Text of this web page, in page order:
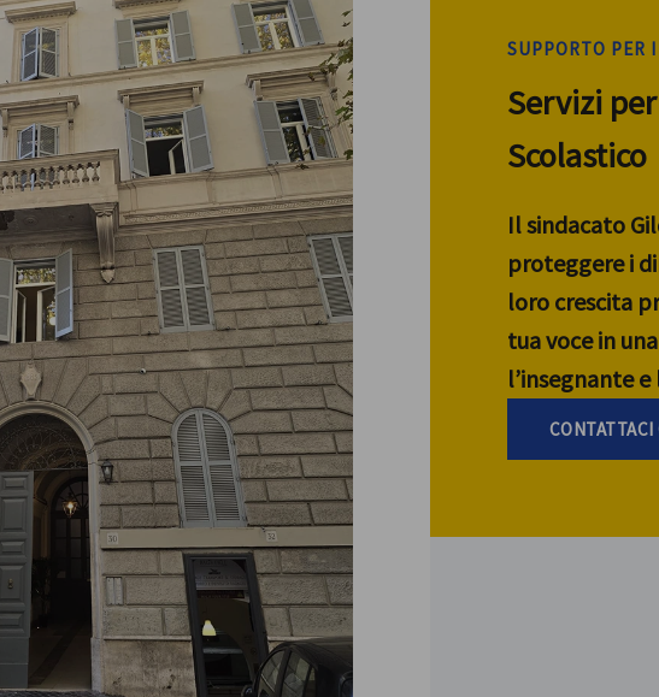
SUPPORTO PER
Servizi
Scolastico
Il sindacato
proteggere i
loro crescita
tua voce in
l’insegnante
CONTATTACI